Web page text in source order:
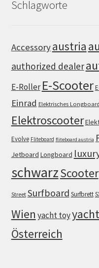
Schlagworte
Accessoryaustria
authorized dealer
E-Roller E-Scooter
Einrad Elektrisches Longboard
Elektroscooter
Evolve Fliteboard fliteboard austria
Jetboard Longboard
schwarzScooter
Street Surfboard Surfbrett
Wien yacht toy
Österreich